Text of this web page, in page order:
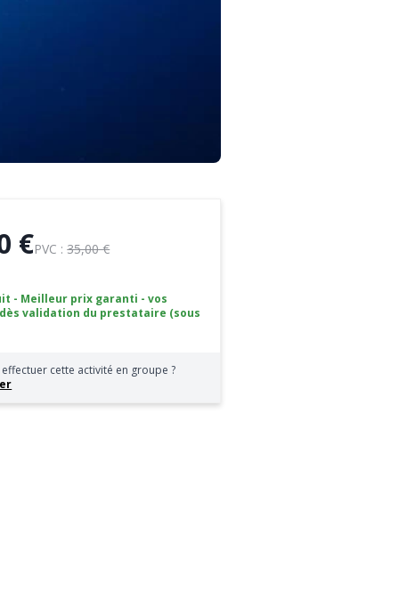
€PVC :35,00 €
- Meilleur prix garanti - vos
validation du prestataire (sous
cette activité en groupe ?